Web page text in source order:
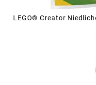
LEGO® Creator